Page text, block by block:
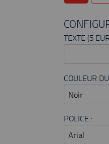
TEXTE (5
COULEUR
POLICE :